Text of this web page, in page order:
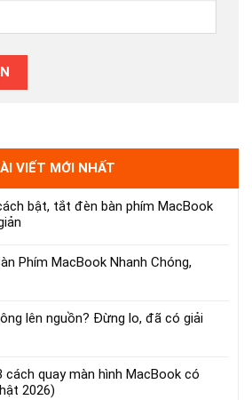
VIẾT MỚI NHẤT
bật, tắt đèn bàn phím MacBook
Phím MacBook Nhanh Chóng,
lên nguồn? Đừng lo, đã có giải
cách quay màn hình MacBook có
2026)